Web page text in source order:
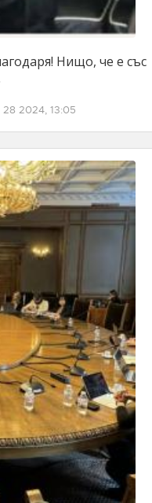
Нищо, че е със
28 2024, 13:05